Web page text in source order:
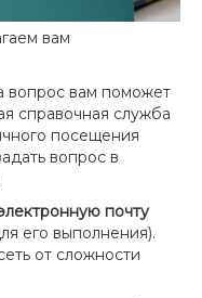
вам
вопрос вам поможет
справочная служба
посещения
вопрос в
почту
его выполнения).
от сложности